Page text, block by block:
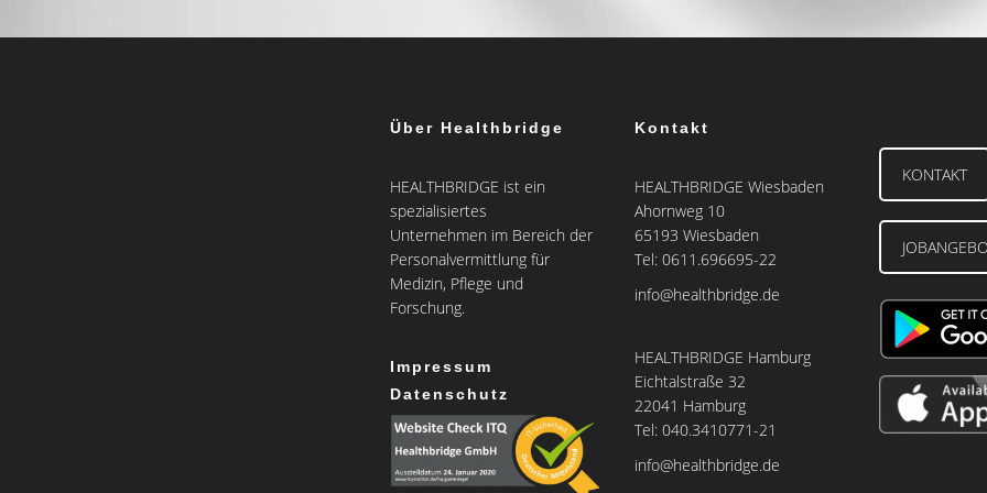
Über Healthbridge
HEALTHBRIDGE ist ein
spezialisiertes
Unternehmen im Bereich der
Personalvermittlung für
Medizin, Pflege und
Forschung.
Impressum
Datenschutz
Kontakt
HEALTHBRIDGE Wiesbaden
Ahornweg 10
65193 Wiesbaden
Tel: 0611.696695-22
info@healthbridge.de
HEALTHBRIDGE Hamburg
Eichtalstraße 32
22041 Hamburg
Tel: 040.3410771-21
info@healthbridge.de
KONTAKT